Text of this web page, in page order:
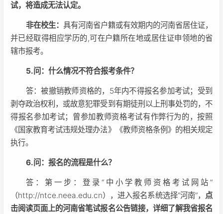
试，将造成无法认定。
非在校生： 具有河南省户籍或有效期内的河南省居住证，
并已经取得相应学历的,可在户籍所在地或居住证申领地的省
辖市报考。
5.问：什么情况不符合报考条件？
答：被撤销教师资格的，5年内不得报名参加考试；受到
剥夺政治权利，或故意犯罪受到有期徒刑以上刑事处罚的，不
得报名参加考试；曾参加教师资格考试有作弊行为的，按照
《国家教育考试违规处理办法》《教师资格条例》的相关规定
执行。
6.问：报名的流程是什么？
答：第一步：登录“中小学教师资格考试网站”
（http://ntce.neea.edu.cn），进入报名系统选择“河南”， 点
击阅读页面上的河南省笔试报名公告链接，详细了解我省报名